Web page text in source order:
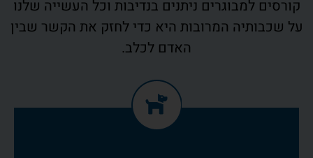
קורסים למבוגרים ניתנים בנדיבות וכל העשייה שלנו
על שכבותיה המרובות היא כדי לחזק את הקשר שבין
האדם לכלב.